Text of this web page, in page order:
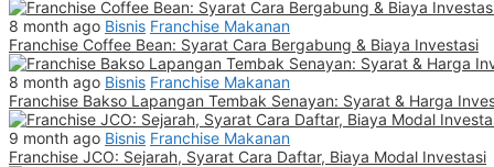
8 month ago Bisnis Franchise Makanan
Franchise Coffee Bean: Syarat Cara Bergabung & Biaya Investasi
8 month ago Bisnis Franchise Makanan
Franchise Bakso Lapangan Tembak Senayan: Syarat & Harga
9 month ago Bisnis Franchise Makanan
Franchise JCO: Sejarah, Syarat Cara Daftar, Biaya Modal Investasi